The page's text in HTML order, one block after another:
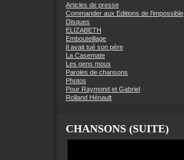
Articles de presse
Commander aux Editions de l'impossible
Disques
ELIZABETH
Embouteillage
Il avait tué son père
La Casemate
Les gens mous
Paroles de chansons
Photos
Pour Raymond et Gabriel
Rolland Hénault
CHANSONS (SUITE)